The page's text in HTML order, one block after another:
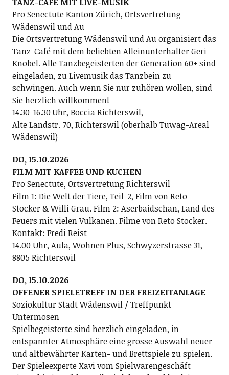
Pro Senectute Kanton Zürich, Ortsvertretung
Wädenswil und Au
Die Ortsvertretung Wädenswil und Au organisiert das
Tanz-Café mit dem beliebten Alleinunterhalter Geri
Knobel. Alle Tanzbegeisterten der Generation 60+ sind
eingeladen, zu Livemusik das Tanzbein zu
schwingen. Auch wenn Sie nur zuhören wollen, sind
Sie herzlich willkommen!
14.30-16.30 Uhr, Boccia Richterswil,
Alte Landstr. 70, Richterswil (oberhalb Tuwag-Areal
Wädenswil)
DO, 15.10.2026
FILM MIT KAFFEE UND KUCHEN
Pro Senectute, Ortsvertretung Richterswil
Film 1: Die Welt der Tiere, Teil-2, Film von Reto
Stocker & Willi Grau. Film 2: Aserbaidschan, Land des
Feuers mit vielen Vulkanen. Filme von Reto Stocker.
Kontakt: Fredi Reist
14.00 Uhr, Aula, Wohnen Plus, Schwyzerstrasse 31,
8805 Richterswil
DO, 15.10.2026
OFFENER SPIELETREFF IN DER FREIZEITANLAGE
Soziokultur Stadt Wädenswil / Treffpunkt
Untermosen
Spielbegeisterte sind herzlich eingeladen, in
entspannter Atmosphäre eine grosse Auswahl neuer
und altbewährter Karten- und Brettspiele zu spielen.
Der Spieleexperte Xavi vom Spielwarengeschäft